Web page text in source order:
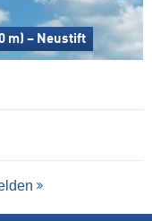
m) – Neustift